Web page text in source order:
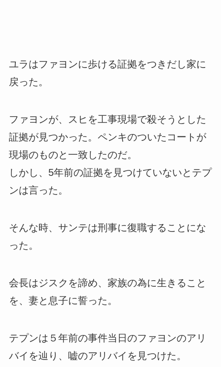
ユラはファヨンに歩ける証拠をつきだし家に
戻った。
ファヨンが、スヒを工事現場で殺そうとした
証拠が見つかった。ペンキのついたコートが
現場のものと一致したのだ。
しかし、5年前の証拠を見つけていないとテプ
ンは言った。
そんな時、サンテは刑事に復職することにな
った。
会長はジスクを諦め、家族の為に生きること
を、妻と息子に誓った。
テプンは５年前の事件当日のファヨンのアリ
バイを辿り、嘘のアリバイを見つけた。